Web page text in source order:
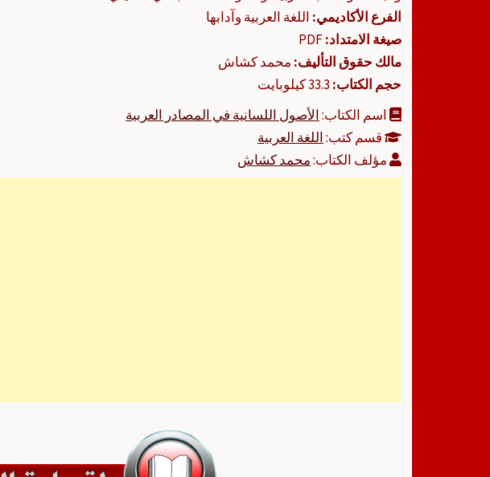
الفرع الأكاديمي: اللغة العربية وآدابها
صيغة الامتداد:
مالك حقوق التأليف: محمد كشاش
حجم الكتاب:
اسم الكتاب:الأصول اللسانية في المصادر العربية
قسم كتب:اللغة العربية
مؤلف الكتاب:محمد كشاش